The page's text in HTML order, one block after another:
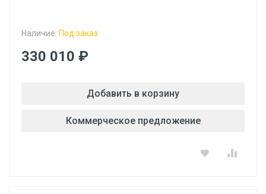
Наличие: Под заказ
330 010 ₽
Добавить в корзину
Коммерческое предложение